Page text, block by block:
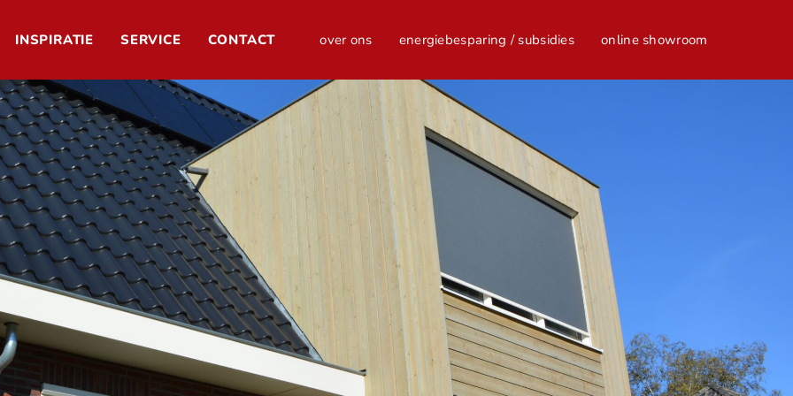
INSPIRATIE SERVICE CONTACT over ons energiebesparing / subsidies online showroom